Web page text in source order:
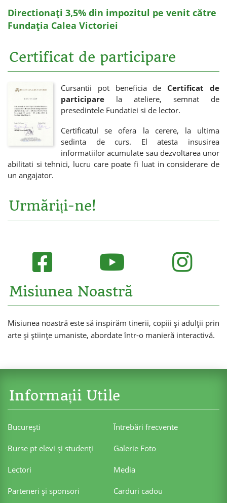
Directionați 3,5% din impozitul pe venit către
Fundația Calea Victoriei
Certificat de participare
Cursantii pot beneficia de Certificat de
participare la ateliere, semnat de
presedintele Fundatiei si de lector.
Certificatul se ofera la cerere, la ultima
sedinta de curs. El atesta insusirea
informatiilor acumulate sau dezvoltarea unor
abilitati si tehnici, lucru care poate fi luat in considerare de
un angajator.
Urmăriți-ne!
Misiunea Noastră
Misiunea noastră este să inspirăm tinerii, copiii și adulții prin
arte și științe umaniste, abordate într-o manieră interactivă.
Informații Utile
Bucureşti Întrebări frecvente
Burse pt elevi şi studenţi Galerie Foto
Lectori Media
Parteneri şi sponsori Carduri cadou